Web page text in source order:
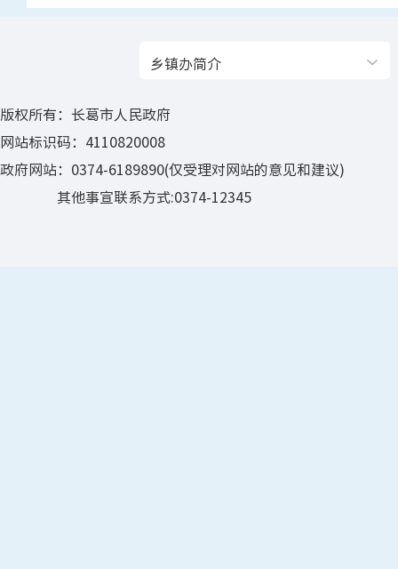
乡镇办简介
版权所有：长葛市人民政府
网站标识码：4110820008
政府网站：0374-6189890(仅受理对网站的意见和建议)
其他事宣联系方式:0374-12345